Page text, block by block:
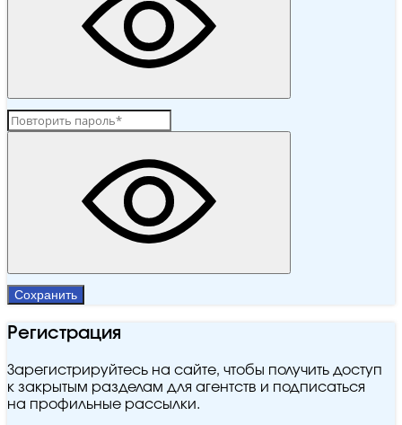
Сохранить
Регистрация
Зарегистрируйтесь на сайте, чтобы получить доступ
к закрытым разделам для агентств и подписаться
на профильные рассылки.